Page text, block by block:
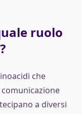
ruolo
che
a diversi